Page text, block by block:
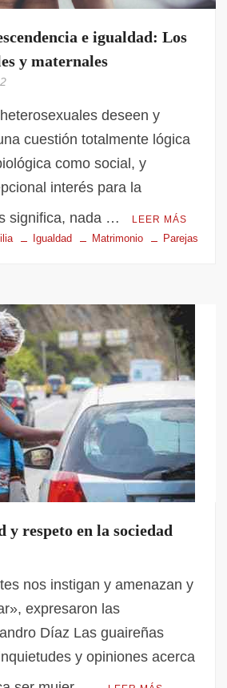
e igualdad: Los
y maternales
deseen y
cuestión totalmente lógica
como social, y
interés para la
significa, nada …
LEER MÁS
Igualdad Matrimonio Parejas
y respeto en la sociedad
nos instigan y amenazan y
expresaron las
Díaz Las guaireñas
y opiniones acerca